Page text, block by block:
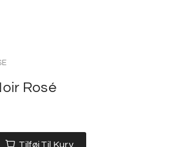
Rosé
Tilføj Til Kurv